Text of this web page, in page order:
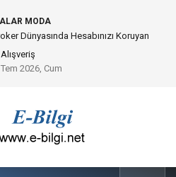
MODA
Peyzaj Mimarisindeki Hayati Rolü
2026, Cum